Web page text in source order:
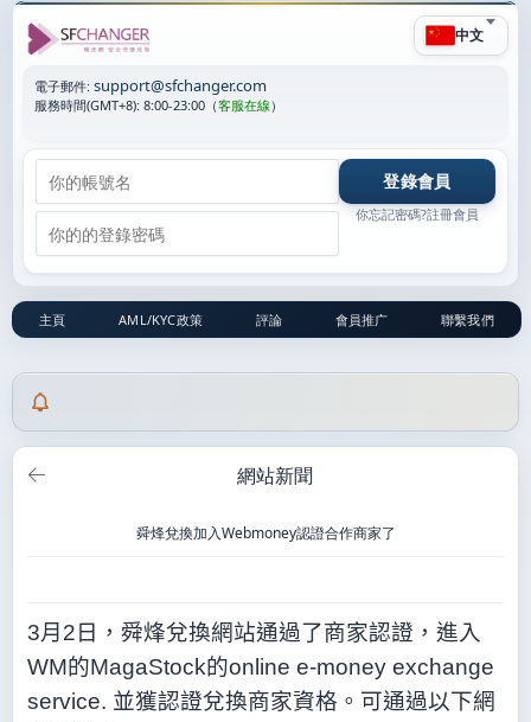
中文
電子郵件: support@sfchanger.com
服務時間(GMT+8): 8:00-23:00 （客服在線 ）
你忘記密碼?註冊會員
主頁 AML/KYC政策 評論 會員推广 聯繫我們
網站新聞
舜烽兌換加入Webmoney認證合作商家了
3月 2 日 ，舜烽兌換網站通過了商家認證，進入
WM的MagaStock的online e-money exchange
service. 並獲認證兌換商家資格。可通過以下網